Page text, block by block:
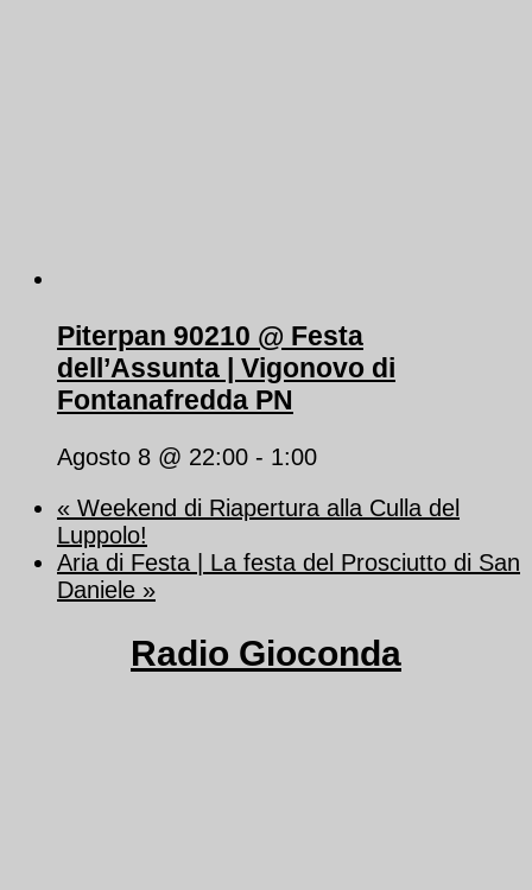
Piterpan 90210 @ Festa
dell’Assunta | Vigonovo di
Fontanafredda PN
Agosto 8 @ 22:00 - 1:00
« Weekend di Riapertura alla Culla del
Luppolo!
Aria di Festa | La festa del Prosciutto di San
Daniele »
Radio Gioconda